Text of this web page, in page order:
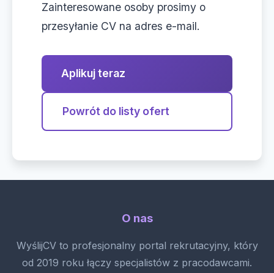
Zainteresowane osoby prosimy o
przesyłanie CV na adres e-mail.
Aplikuj teraz
Powrót do listy ofert
O nas
WyślijCV to profesjonalny portal rekrutacyjny, który
od 2019 roku łączy specjalistów z pracodawcami.